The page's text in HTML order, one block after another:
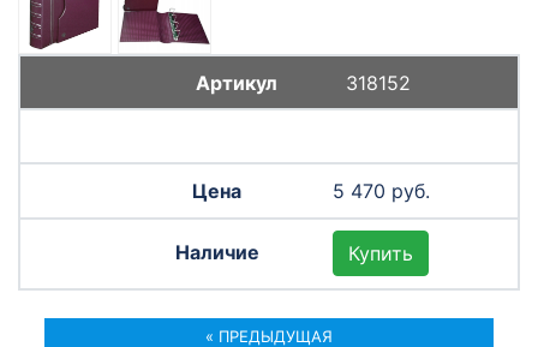
318152
5 470 руб.
Купить
« ПРЕДЫДУЩАЯ